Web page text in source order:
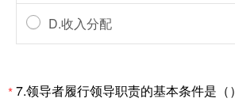
D.收入分配
*7.领导者履行领导职责的基本条件是（）